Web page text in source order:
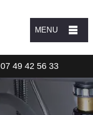
MENU
07 49 42 56 33